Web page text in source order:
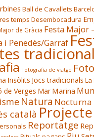
Ball de Cavallets
temps Desembocadura
de Gràcia Festa Major
i Penedès/Garraf
Fotografia de viatge
Insòlits Jocs tradicionals La
de Verges Mar Marina
Natura Nocturna
català
Reportatge